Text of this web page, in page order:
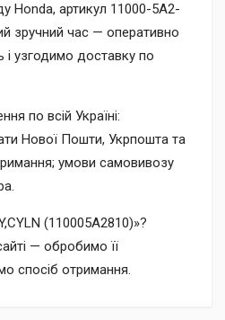
Honda, артикул 11000-5A2-
зручний час — оперативно
і узгодимо доставку по
по всій Україні:
Нової Пошти, Укрпошта та
умови самовивозу
(110005A2810)»?
— обробимо її
спосіб отримання.